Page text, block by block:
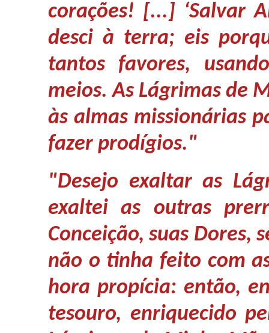
corações! [...] ‘Salvar
desci à terra; eis
tantos favores,
meios. As Lágrimas de
às almas missionárias
fazer prodígios."
"Desejo exaltar as
exaltei as outras
Conceição, suas Dores,
não o tinha feito com
hora propícia: então,
tesouro, enriquecido